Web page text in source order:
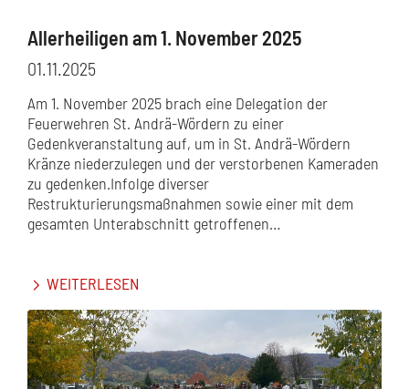
Allerheiligen am 1. November 2025
01.11.2025
Am 1. November 2025 brach eine Delegation der
Feuerwehren St. Andrä-Wördern zu einer
Gedenkveranstaltung auf, um in St. Andrä-Wördern
Kränze niederzulegen und der verstorbenen Kameraden
zu gedenken.Infolge diverser
Restrukturierungsmaßnahmen sowie einer mit dem
gesamten Unterabschnitt getroffenen…
WEITERLESEN